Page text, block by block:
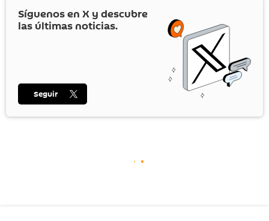
Síguenos en X y descubre
las últimas noticias.
Seguir